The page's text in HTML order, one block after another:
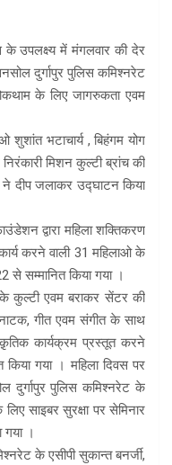
के उपलक्ष्य में मंगलवार की देर
दुर्गापुर पुलिस कमिश्नरेट
के लिए जागरुकता एवम
भटाचार्य , बिहंगम योग
मिशन कुल्टी ब्रांच की
ने दीप जलाकर उद्घाटन किया
द्वारा महिला शक्तिकरण
करने वाली 31 महिलाओ के
से सम्मानित किया गया ।
कुल्टी एवम बराकर सेंटर की
गीत एवम संगीत के साथ
कार्यक्रम प्रस्तूत करने
किया गया । महिला दिवस पर
पुलिस कमिश्नरेट के
साइबर सुरक्षा पर सेमिनार
।
के एसीपी सुकान्त बनर्जी,